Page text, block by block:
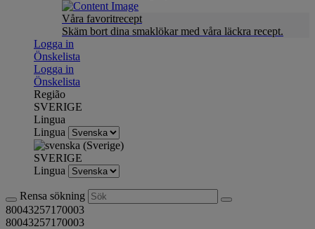
Våra favoritrecept
Skäm bort dina smaklökar med våra läckra recept.
Logga in
Önskelista
Logga in
Önskelista
Região
SVERIGE
Lingua
Lingua
SVERIGE
Lingua
Rensa sökning
80043257170003
80043257170003